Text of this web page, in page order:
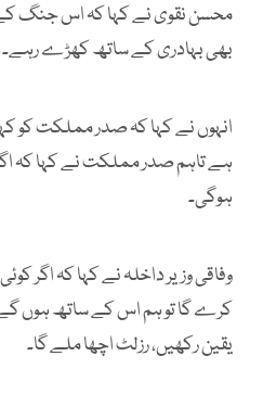
محسن نقوی نے کہا کہ اس جنگ کے
بھی بہادری کے ساتھ کھڑے رہے۔
انہوں نے کہا کہ صدر مملکت کو
ہے تاہم صدر مملکت نے کہا کہ
ہوگی۔
وفاقی وزیر داخلہ نے کہا کہ اگر
کرے گا تو ہم اس کے ساتھ ہوں
یقین رکھیں، رزلٹ اچھا ملے گا۔